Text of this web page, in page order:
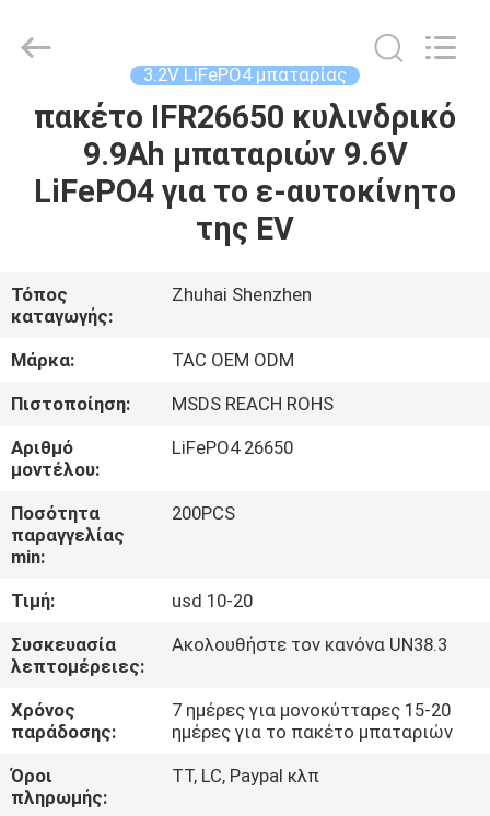
ΣΠΊΤΙ
ΠΡΟΪΌΝΤΑ
ΠΕΡΊΠΟΥ
ΕΜΕΊΣ
ΓΎΡΟΣ
ΕΡΓΟΣΤΑΣΊΩΝ
ΠΟΙΟΤΙΚΌΣ
ΜΑΣ
ΕΛΆΤΕ
ΣΕ
ΕΠΑΦΉ
ΜΕ
Energy
Technology
Reserved.
3.2V LiFePO4 μπαταρίας
πακέτο IFR26650 κυλινδρικό
9.9Ah μπαταριών 9.6V
LiFePO4 για το ε-αυτοκίνητο
της EV
Τόπος
καταγωγής:
Zhuhai Shenzhen
Μάρκα:
TAC OEM ODM
Πιστοποίηση:
MSDS REACH ROHS
Αριθμό
μοντέλου:
LiFePO4 26650
Ποσότητα
παραγγελίας
min:
200PCS
Τιμή:
usd 10-20
Συσκευασία
λεπτομέρειες:
Ακολουθήστε τον κανόνα UN38.3
Χρόνος
παράδοσης:
7 ημέρες για μονοκύτταρες 15-20
ημέρες για το πακέτο μπαταριών
Όροι
πληρωμής:
TT, LC, Paypal κλπ